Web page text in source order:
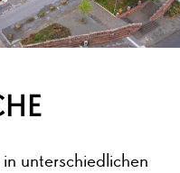
unterschiedlichen